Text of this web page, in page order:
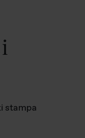
stampa